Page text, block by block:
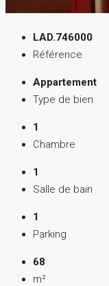
LAD.746000
Référence
Appartement
Type de bien
1
Chambre
1
Salle de bain
1
Parking
68
m²